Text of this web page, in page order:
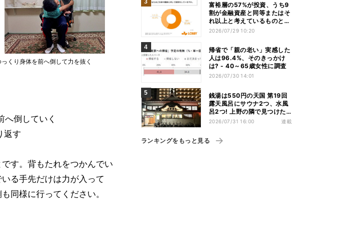
っくり身体を前へ倒して力を抜く
倒していく
返す
す。背もたれをつかんでい
る手先だけは力が入って
同様に行ってください。
富裕層の57%が投資、うち9
割が金融資産と同等またはそ
れ以上と考えているものと
は? - 「ないと人生を楽しめ
い戻すことが困難」
2026/07/29 10:20
帰省で「親の老い」実感した
人は96.4%、そのきっかけ
は? - 40～65歳女性に調査
2026/07/30 14:01
銭湯は550円の天国 第19回
露天風呂にサウナ2つ、水風
呂2つ! 上野の隣で見つけた
東京屈指の人気銭湯
2026/07/31 16:00 連載
ランキングをもっと見る